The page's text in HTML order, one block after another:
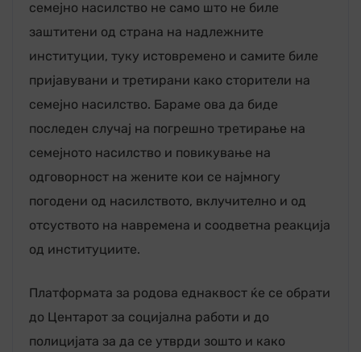
семејно насилство не само што не биле
заштитени од страна на надлежните
институции, туку истовремено и самите биле
пријавувани и третирани како сторители на
семејно насилство. Бараме ова да биде
последен случај на погрешно третирање на
семејното насилство и повикување на
одговорност на жените кои се најмногу
погодени од насилството, вклучително и од
отсуството на навремена и соодветна реакција
од институциите.
Платформата за родова еднаквост ќе се обрати
до Центарот за социјална работи и до
полицијата за да се утврди зошто и како